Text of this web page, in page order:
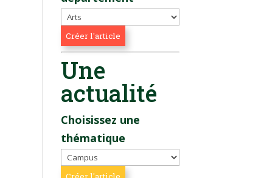
Une
actualité
Choisissez une
thématique